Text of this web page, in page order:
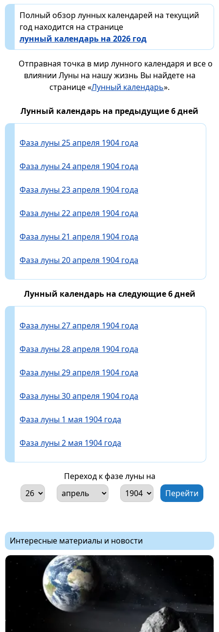
Полный обзор лунных календарей на текущий
год находится на странице
лунный календарь на 2026 год
Отправная точка в мир лунного календаря и все о
влиянии Луны на нашу жизнь Вы найдете на
странице «Лунный календарь».
Лунный календарь на предыдущие 6 дней
Фаза луны 25 апреля 1904 года
Фаза луны 24 апреля 1904 года
Фаза луны 23 апреля 1904 года
Фаза луны 22 апреля 1904 года
Фаза луны 21 апреля 1904 года
Фаза луны 20 апреля 1904 года
Лунный календарь на следующие 6 дней
Фаза луны 27 апреля 1904 года
Фаза луны 28 апреля 1904 года
Фаза луны 29 апреля 1904 года
Фаза луны 30 апреля 1904 года
Фаза луны 1 мая 1904 года
Фаза луны 2 мая 1904 года
Переход к фазе луны на
Интересные материалы и новости